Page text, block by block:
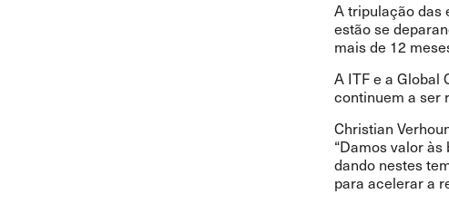
A tripulação das
estão se
mais de 12
A ITF e a Global
continuem a ser
Christian
“Damos valor
dando nestes
para acelerar a